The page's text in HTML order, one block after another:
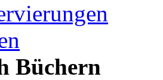
Büchern